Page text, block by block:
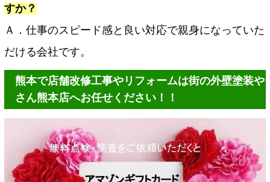
すか？
Ａ．仕事のスピード感と良い対応で親身になっていた
だける会社です。
熊本で店舗改修工事やリフォームは街の外壁塗装や
さん熊本店へお任せください！！